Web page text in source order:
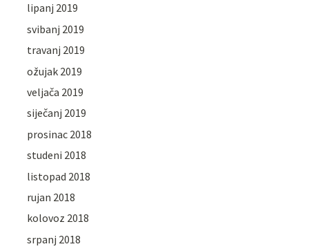
lipanj 2019
svibanj 2019
travanj 2019
ožujak 2019
veljača 2019
siječanj 2019
prosinac 2018
studeni 2018
listopad 2018
rujan 2018
kolovoz 2018
srpanj 2018